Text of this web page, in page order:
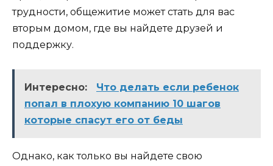
трудности, общежитие может стать для вас
вторым домом, где вы найдете друзей и
поддержку.
Интересно:
Что делать если ребенок
попал в плохую компанию 10 шагов
которые спасут его от беды
Однако, как только вы найдете свою